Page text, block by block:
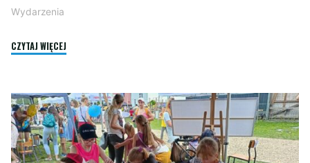
Wydarzenia
CZYTAJ WIĘCEJ
W
BYTOMIU"